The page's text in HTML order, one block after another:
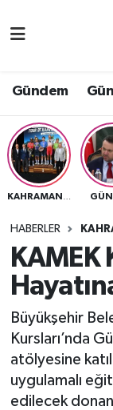
Gündem
HABERLER
KAMEK
Büyükşehir
Kursları’nda
atölyesine
uygulamalı
edilecek
Eğitim
Ekonomi
Güncel
Gündem
Politika
Sağlık
Nöbetçi
Namaz
Trafik
Süper Lig
Tüm
Haber